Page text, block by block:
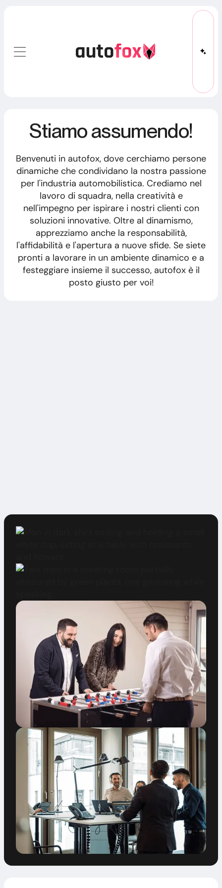
Stiamo assumendo!
Benvenuti in autofox, dove cerchiamo persone
dinamiche che condividano la nostra passione
per l'industria automobilistica. Crediamo nel
lavoro di squadra, nella creatività e
nell'impegno per ispirare i nostri clienti con
soluzioni innovative. Oltre al dinamismo,
apprezziamo anche la responsabilità,
l'affidabilità e l'apertura a nuove sfide. Se siete
pronti a lavorare in un ambiente dinamico e a
festeggiare insieme il successo, autofox è il
posto giusto per voi!